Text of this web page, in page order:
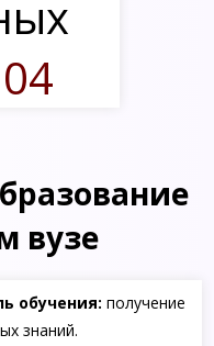
04
вузе
обучения: получение
знаний.